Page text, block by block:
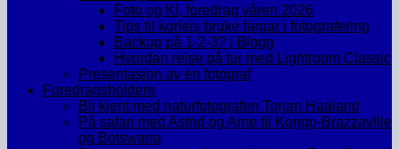
Foto og KI, foredrag våren 2026
Tips til korleis bruke fargar i fotografering
Backup på 1-2-3? | Blogg
Hvordan reise på tur med Lightroom Classic
Presentasjon av en fotograf
Foredragsholdere
Bli kjent med naturfotografen Torjan Haaland
På safari med Astrid og Arne til Kongo-Brazzaville
og Botswana